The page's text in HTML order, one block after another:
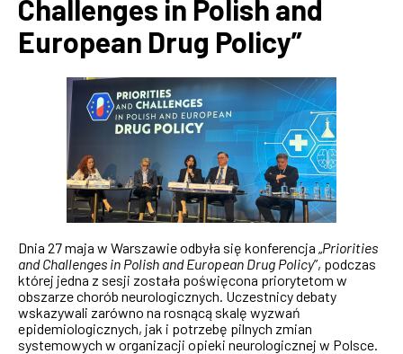
Challenges in Polish and
European Drug Policy”
Dnia 27 maja w Warszawie odbyła się konferencja „Priorities
and Challenges in Polish and European Drug Policy”, podczas
której jedna z sesji została poświęcona priorytetom w
obszarze chorób neurologicznych. Uczestnicy debaty
wskazywali zarówno na rosnącą skalę wyzwań
epidemiologicznych, jak i potrzebę pilnych zmian
systemowych w organizacji opieki neurologicznej w Polsce.